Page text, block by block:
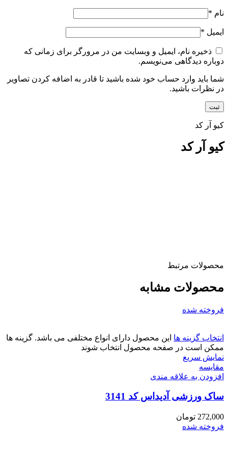
نام *
ایمیل *
ذخیره نام، ایمیل و وبسایت من در مرورگر برای زمانی که
دوباره دیدگاهی می‌نویسم.
شما باید وارد حساب خود شده باشید تا قادر به اضافه کردن تصاویر
در نظرات باشید.
کیو آر کد
کیو آر کد
محصولات مرتبط
محصولات مشابه
فروخته شده
انتخاب گزینه ها این محصول دارای انواع مختلفی می باشد. گزینه ها
ممکن است در صفحه محصول انتخاب شوند
نمایش سریع
مقايسه
افزودن به علاقه مندی
ساک ورزشی آدیداس کد 3141
272,000 تومان
فروخته شده